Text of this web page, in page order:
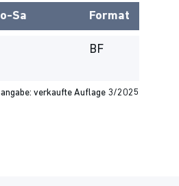
Sa Format
BF
verkaufte Auflage 3/2025